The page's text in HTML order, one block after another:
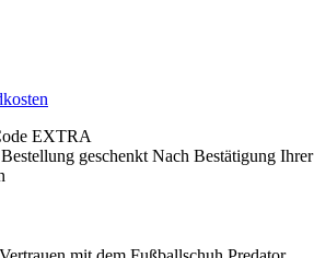
EXTRA
geschenkt Nach Bestätigung Ihrer